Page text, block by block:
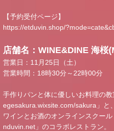
【予約受付ページ】
https://etduvin.shop/
店舗名：WINE&DINE 海桜
営業日：11月25日（土）
営業時間：18時30分～22時00分
手作りパンと体に優しいお料理の
egesakura.wixsite.com/sakura 」と、
ワインとお酒のオンラインスクール
nduvin.net 」のコラボレストラン。